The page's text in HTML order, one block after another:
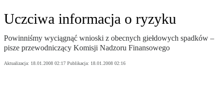
Uczciwa informacja o ryzyku
Powinniśmy wyciągnąć wnioski z obecnych giełdowych spadków –
pisze przewodniczący Komisji Nadzoru Finansowego
Aktualizacja: 18.01.2008 02:17 Publikacja: 18.01.2008 02:16